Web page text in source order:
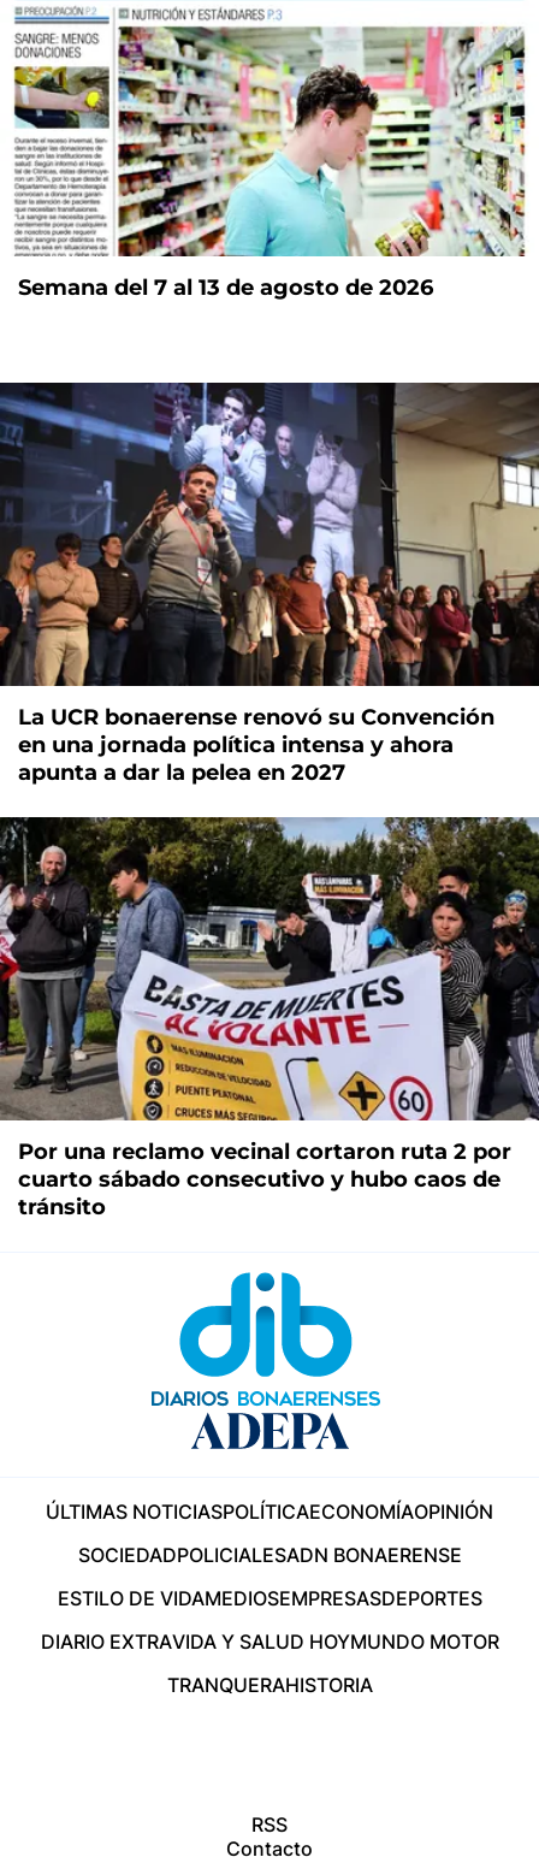
Semana del 7 al 13 de agosto de 2026
La UCR bonaerense renovó su Convención
en una jornada política intensa y ahora
apunta a dar la pelea en 2027
Por una reclamo vecinal cortaron ruta 2 por
cuarto sábado consecutivo y hubo caos de
tránsito
ÚLTIMAS NOTICIASPOLÍTICAECONOMÍAOPINIÓN
SOCIEDADPOLICIALESADN BONAERENSE
ESTILO DE VIDAMEDIOSEMPRESASDEPORTES
DIARIO EXTRAVIDA Y SALUD HOYMUNDO MOTOR
TRANQUERAHISTORIA
RSS
Contacto